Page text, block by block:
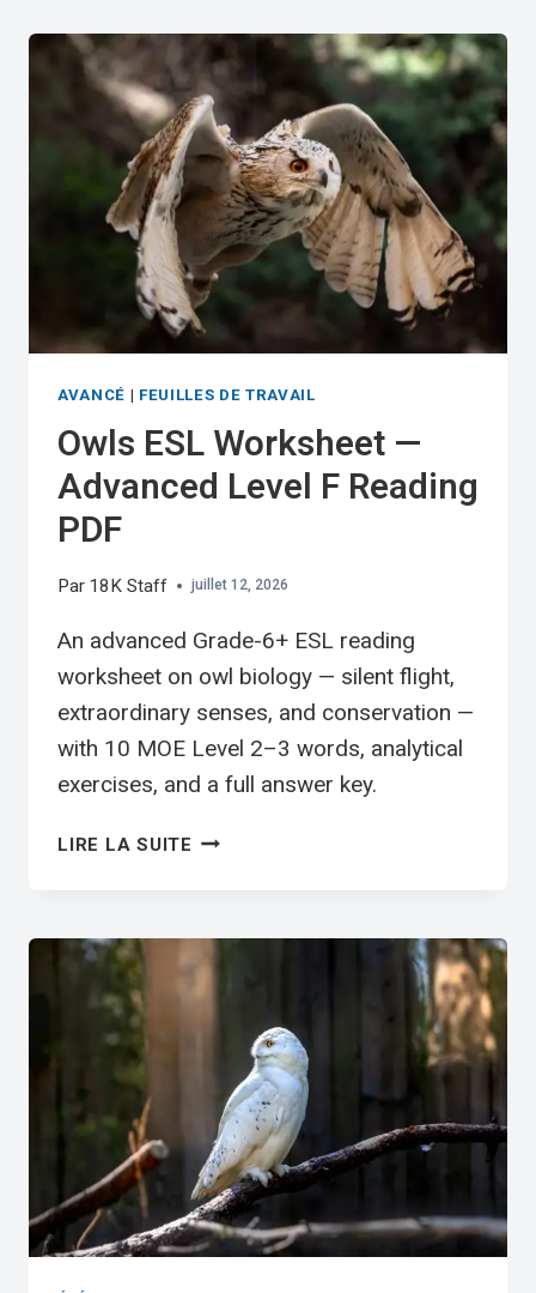
READING
WORKSHEET
PDF
AVANCÉ | FEUILLES DE TRAVAIL
Owls ESL Worksheet —
Advanced Level F Reading
PDF
Par 18K Staff juillet 12, 2026
An advanced Grade-6+ ESL reading
worksheet on owl biology — silent flight,
extraordinary senses, and conservation —
with 10 MOE Level 2–3 words, analytical
exercises, and a full answer key.
LIRE LA SUITE OWLS
READING